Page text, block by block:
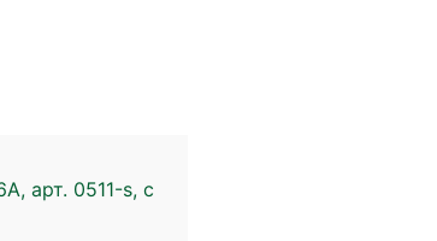
арт. 0511-s, с